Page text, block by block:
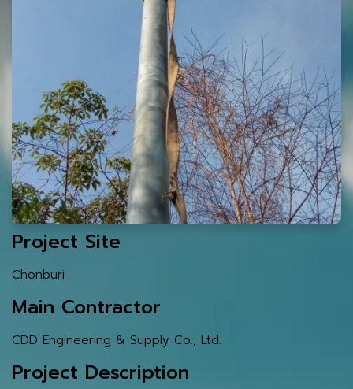
Project Site
Chonburi
Main Contractor
CDD Engineering & Supply Co., Ltd.
Project Description